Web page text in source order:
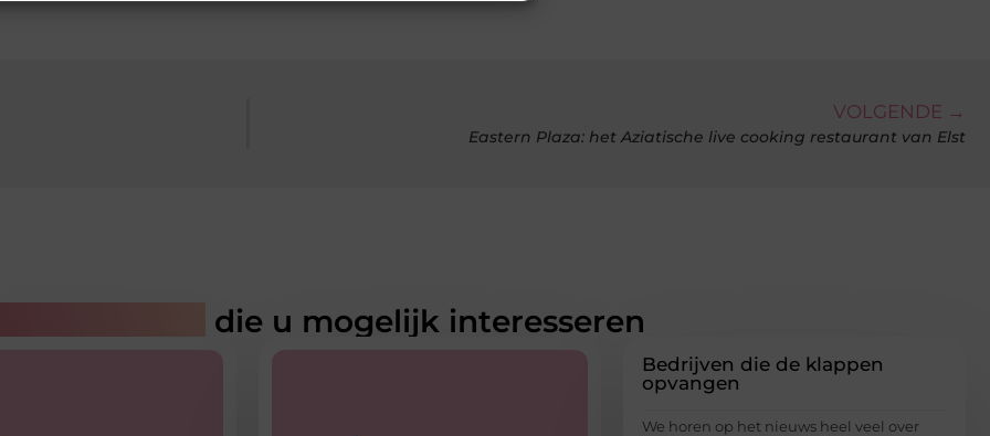
VOLGENDE →
Eastern Plaza: het Aziatische live cooking restaurant van Elst
die u mogelijk interesseren
Bedrijven die de klappen
opvangen
We horen op het nieuws heel veel over